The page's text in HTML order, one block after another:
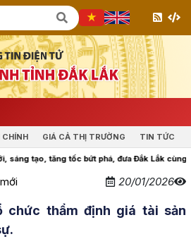
GIÁ CẢ THỊ TRƯỜNG TIN TỨC
tăng tốc bứt phá, đưa Đắk Lắk cùng cả nước
20/01/2026
chức thẩm định giá tài sản